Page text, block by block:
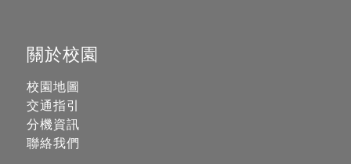
關於校園
校園地圖
交通指引
分機資訊
聯絡我們